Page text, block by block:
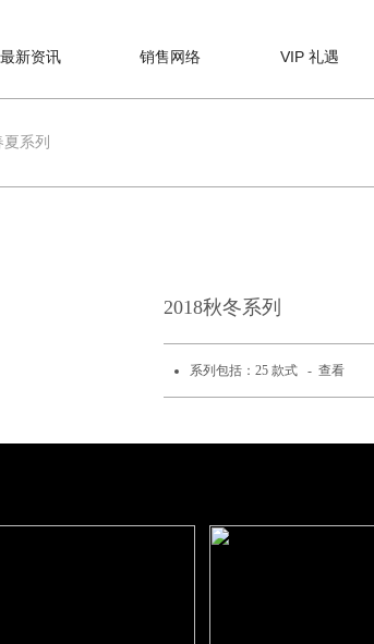
最新资讯 销售网络 VIP 礼遇
夏系列
2018秋冬系列
系列包括：25 款式 - 查看